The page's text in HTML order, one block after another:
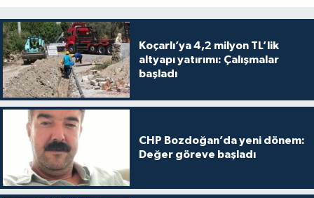
Koçarlı’ya 4,2 milyon TL’lik
altyapı yatırımı: Çalışmalar
başladı
CHP Bozdoğan’da yeni dönem:
Değer göreve başladı